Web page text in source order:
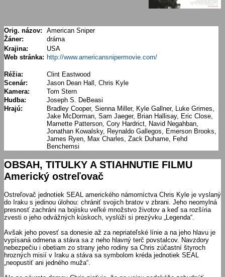
Orig. názov:
American Sniper
Žáner:
dráma
Krajina:
USA
Web stránka: http://www.americansnipermovie.com/
Réžia:
Clint Eastwood
Scenár:
Jason Dean Hall, Chris Kyle
Kamera:
Tom Stern
Hudba:
Joseph S. DeBeasi
Hrajú:
Bradley Cooper, Sienna Miller, Kyle Gallner, Luke Grimes,
Jake McDorman, Sam Jaeger, Brian Hallisay, Eric Close,
Marnette Patterson, Cory Hardrict, Navid Negahban,
Jonathan Kowalsky, Reynaldo Gallegos, Emerson Brooks,
James Ryen, Max Charles, Zack Duhame, Fehd
Benchemsi
OBSAH, TITULKY A STIAHNUTIE FILMU
Americký ostreľovač
Ostreľovač jednotiek SEAL amerického námorníctva Chris Kyle je vyslaný
do Iraku s jedinou úlohou: chrániť svojich bratov v zbrani. Jeho neomylná
presnosť zachráni na bojisku veľké množstvo životov a keď sa rozšíria
zvesti o jeho odvážných kúskoch, vyslúži si prezývku „Legenda“.
Avšak jeho povesť sa donesie až za nepriateľské línie a na jeho hlavu je
vypísaná odmena a stáva sa z neho hlavný terč povstalcov. Navzdory
nebezpečiu i obetiam zo strany jeho rodiny sa Chris zúčastní štyroch
hrozných misií v Iraku a stáva sa symbolom kréda jednotiek SEAL
„neopustiť ani jedného muža“.